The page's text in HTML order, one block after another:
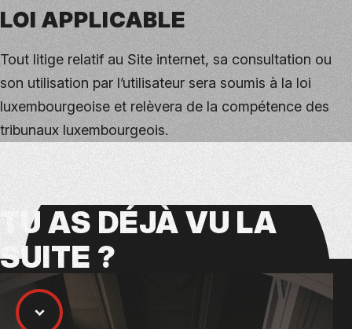
LOI APPLICABLE
Tout litige relatif au Site internet, sa consultation ou
son utilisation par l’utilisateur sera soumis à la loi
luxembourgeoise et relèvera de la compétence des
tribunaux luxembourgeois.
TU AS DÉJÀ VU LA
SUITE ?